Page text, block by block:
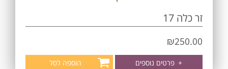
זר כלה 17
₪250.00
+ פרטים נוספים הוספה לסל